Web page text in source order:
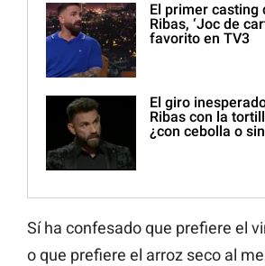
El primer casting
Ribas, ‘Joc de
favorito en TV3
El giro
Ribas con la
¿con cebolla o
Sí ha confesado que prefiere el
o que prefiere el arroz seco al